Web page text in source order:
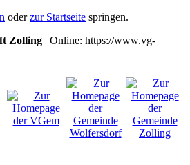
oderzur Startseite springen.
Zolling | Online: https://www.vg-